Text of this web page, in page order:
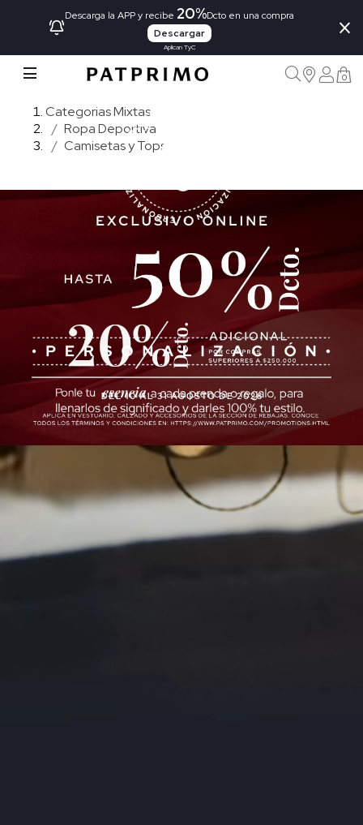
Descarga la APP y recibe 20%Dcto en una compra
Descargar
Aplican TyC
×
0
Categorias Mixtas
Ropa Deportiva
Camisetas y Tops